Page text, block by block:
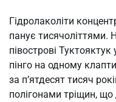
Гідролаколіти
панує тисячоліттями.
півострові
пінго на одному
за п’ятдесят тисяч
полігонами тріщин,